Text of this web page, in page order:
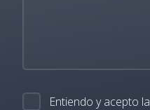
Entiendo y acepto la